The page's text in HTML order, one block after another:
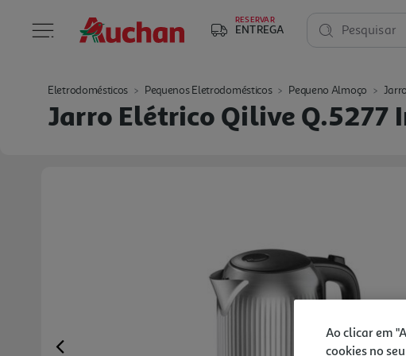
RESERVAR
ENTREGA Pesquisar
Eletrodomésticos Pequenos Eletrodomésticos Pequeno Almoço
Jarro Elétrico Qilive Q.5277
Ao clicar em
cookies no